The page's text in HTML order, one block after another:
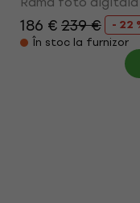
186 €239 €
- 22
În stoc la furnizor